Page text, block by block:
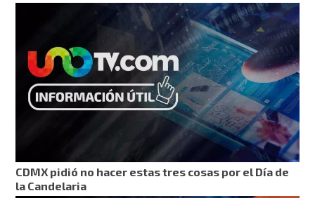
CDMX pidió no hacer estas tres cosas por el Día de
la Candelaria